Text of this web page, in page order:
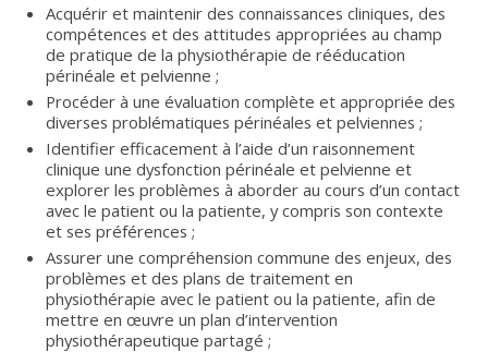
Acquérir et maintenir des connaissances cliniques, des
compétences et des attitudes appropriées au champ
de pratique de la physiothérapie de rééducation
périnéale et pelvienne ;
Procéder à une évaluation complète et appropriée des
diverses problématiques périnéales et pelviennes ;
Identifier efficacement à l’aide d’un raisonnement
clinique une dysfonction périnéale et pelvienne et
explorer les problèmes à aborder au cours d’un contact
avec le patient ou la patiente, y compris son contexte
et ses préférences ;
Assurer une compréhension commune des enjeux, des
problèmes et des plans de traitement en
physiothérapie avec le patient ou la patiente, afin de
mettre en œuvre un plan d’intervention
physiothérapeutique partagé ;